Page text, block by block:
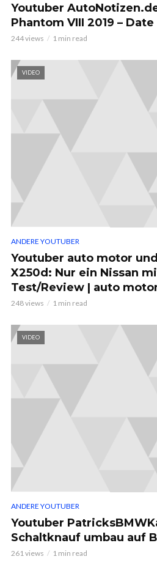
Youtuber
Phantom VIII 2019 –
244 views 1 min read
VIDEO
ANDERE YOUTUBER
Youtuber auto motor
X250d: Nur ein Nissan
Test/Review | auto
248 views 1 min read
VIDEO
ANDERE YOUTUBER
Youtuber
Schaltknauf umbau auf
261 views 1 min read